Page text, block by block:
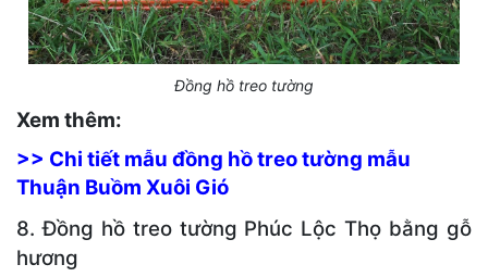
Đồng hồ treo tường
Xem thêm:
>> Chi tiết mẫu đồng hồ treo tường mẫu
Thuận Buồm Xuôi Gió
8. Đồng hồ treo tường Phúc Lộc Thọ bằng gỗ
hương